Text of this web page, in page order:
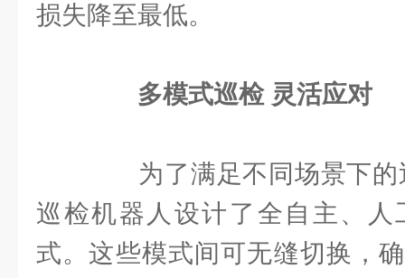
损失降至最低。
多模式巡检 灵活应对
为了满足不同场景下的
巡检机器人设计了全自主、
式。这些模式间可无缝切换，